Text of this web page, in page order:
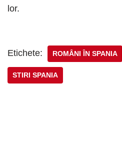
lor.
Etichete: ROMÂNI ÎN SPANIA
STIRI SPANIA